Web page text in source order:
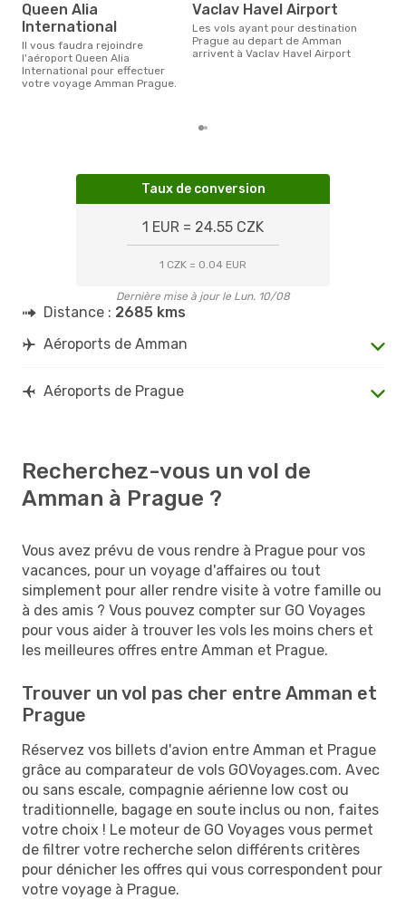
Queen Alia
International
Il vous faudra rejoindre
l'aéroport Queen Alia
International pour effectuer
votre voyage Amman Prague.
Vaclav Havel Airport
Les vols ayant pour destination
Prague au depart de Amman
arrivent à Vaclav Havel Airport
Taux de conversion
1 EUR = 24.55 CZK
1 CZK = 0.04 EUR
Dernière mise à jour le Lun. 10/08
Distance : 2685 kms
Aéroports de Amman
Aéroports de Prague
Recherchez-vous un vol de
Amman à Prague ?
Vous avez prévu de vous rendre à Prague pour vos
vacances, pour un voyage d'affaires ou tout
simplement pour aller rendre visite à votre famille ou
à des amis ? Vous pouvez compter sur GO Voyages
pour vous aider à trouver les vols les moins chers et
les meilleures offres entre Amman et Prague.
Trouver un vol pas cher entre Amman et
Prague
Réservez vos billets d'avion entre Amman et Prague
grâce au comparateur de vols GOVoyages.com. Avec
ou sans escale, compagnie aérienne low cost ou
traditionnelle, bagage en soute inclus ou non, faites
votre choix ! Le moteur de GO Voyages vous permet
de filtrer votre recherche selon différents critères
pour dénicher les offres qui vous correspondent pour
votre voyage à Prague.